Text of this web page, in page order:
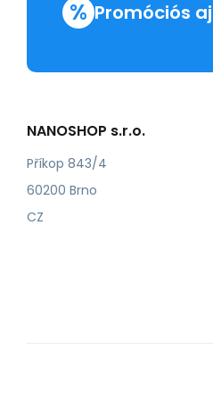
% Promóciós
NANOSHOP s.r.o.
Příkop 843/4
60200 Brno
CZ